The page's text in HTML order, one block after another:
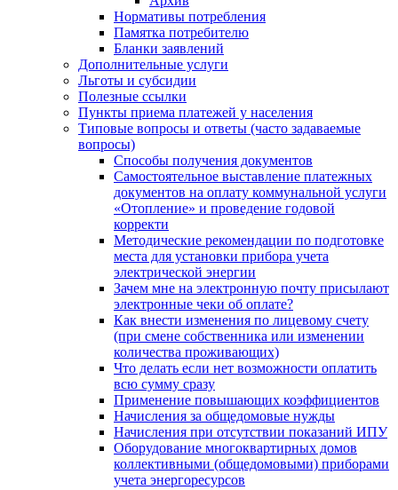
Нормативы потребления
Памятка потребителю
Бланки заявлений
Дополнительные услуги
Льготы и субсидии
Полезные ссылки
Пункты приема платежей у населения
Типовые вопросы и ответы (часто задаваемые
вопросы)
Способы получения документов
Самостоятельное выставление платежных
документов на оплату коммунальной услуги
«Отопление» и проведение годовой
корректи
Методические рекомендации по подготовке
места для установки прибора учета
электрической энергии
Зачем мне на электронную почту присылают
электронные чеки об оплате?
Как внести изменения по лицевому счету
(при смене собственника или изменении
количества проживающих)
Что делать если нет возможности оплатить
всю сумму сразу
Применение повышающих коэффициентов
Начисления за общедомовые нужды
Начисления при отсутствии показаний ИПУ
Оборудование многоквартирных домов
коллективными (общедомовыми) приборами
учета энергоресурсов